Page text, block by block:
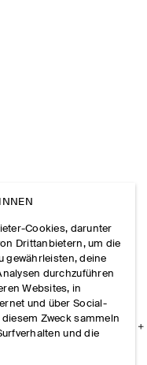
Cookies, darunter
Drittanbietern, um die
gewährleisten, deine
durchzuführen
Websites, in
und über Social-
Zweck sammeln
und die